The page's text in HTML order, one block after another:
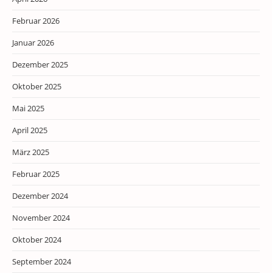
Februar 2026
Januar 2026
Dezember 2025
Oktober 2025
Mai 2025
April 2025
März 2025
Februar 2025
Dezember 2024
November 2024
Oktober 2024
September 2024